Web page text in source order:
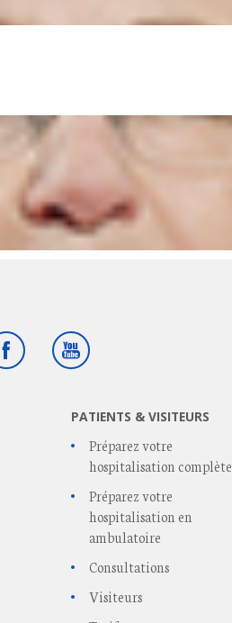
FacebookYoutube
PATIENTS & VISITEURS
Préparez votre
hospitalisation complète
Préparez votre
hospitalisation en
ambulatoire
Consultations
Visiteurs